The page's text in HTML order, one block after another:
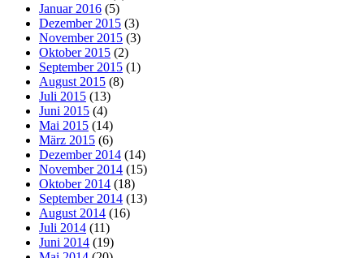
Januar 2016 (5)
Dezember 2015 (3)
November 2015 (3)
Oktober 2015 (2)
September 2015 (1)
August 2015 (8)
Juli 2015 (13)
Juni 2015 (4)
Mai 2015 (14)
März 2015 (6)
Dezember 2014 (14)
November 2014 (15)
Oktober 2014 (18)
September 2014 (13)
August 2014 (16)
Juli 2014 (11)
Juni 2014 (19)